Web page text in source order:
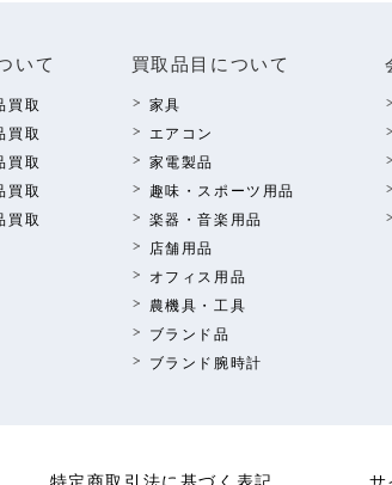
いて
買取
買取
買取
買取
買取
買取品⽬について
家具
エアコン
家電製品
趣味・スポーツ⽤品
楽器・⾳楽⽤品
店舗⽤品
オフィス⽤品
農機具・⼯具
ブランド品
ブランド腕時計
特定商取引法に基づく表記 サ